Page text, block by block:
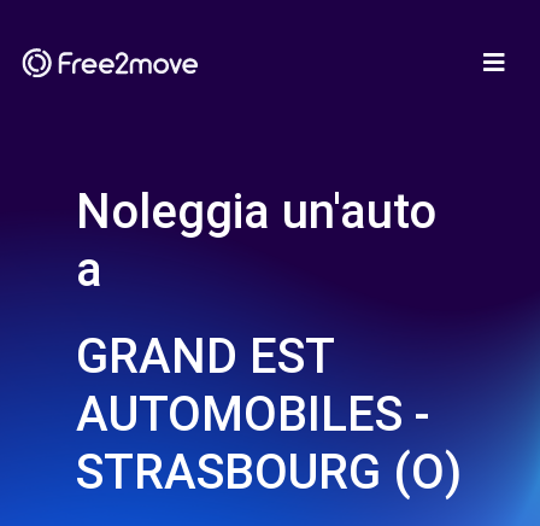
Noleggia un'auto
a
GRAND EST
AUTOMOBILES -
STRASBOURG (O)